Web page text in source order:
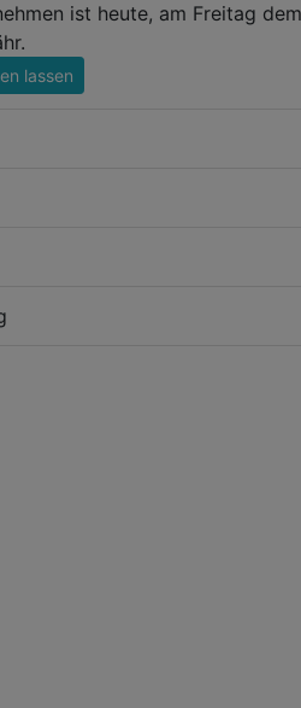
ist heute, am Freitag
lassen